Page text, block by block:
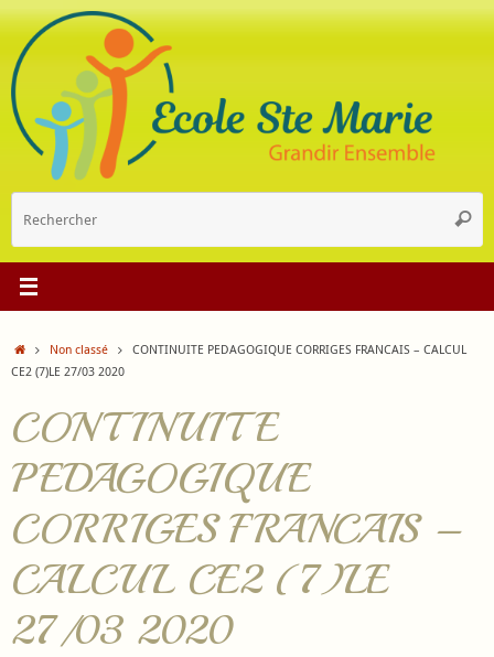
Passer
contenu
:
AccueilNon classé
CONTINUITE PEDAGOGIQUE CORRIGES FRANCAIS – CALCUL
CE2 (7)LE 27/03 2020
CONTINUITE
PEDAGOGIQUE
CORRIGES FRANCAIS –
CALCUL CE2 (7)LE
27/03 2020